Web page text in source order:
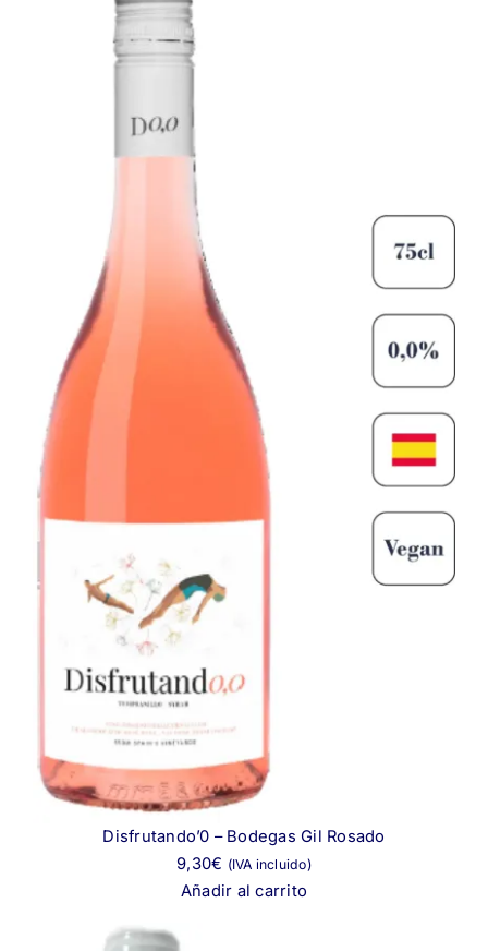
Disfrutando’0 – Bodegas Gil Rosado
9,30€ (IVA incluido)
Añadir al carrito